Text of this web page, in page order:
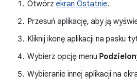
Otwórz ekran Ostatnie.
Przesuń aplikację, aby ją
Kliknij ikonę aplikacji na pasku
Wybierz opcję menu
Wybieranie innej aplikacji na